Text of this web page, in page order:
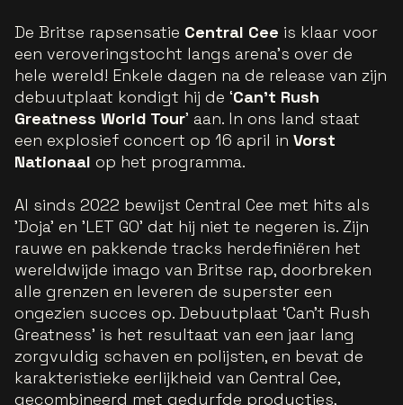
De Britse rapsensatie Central Cee is klaar voor
een veroveringstocht langs arena’s over de
hele wereld! Enkele dagen na de release van zijn
debuutplaat kondigt hij de ‘Can’t Rush
Greatness World Tour’ aan. In ons land staat
een explosief concert op 16 april in Vorst
Nationaal op het programma.
Al sinds 2022 bewijst Central Cee met hits als
'Doja' en 'LET GO' dat hij niet te negeren is. Zijn
rauwe en pakkende tracks herdefiniëren het
wereldwijde imago van Britse rap, doorbreken
alle grenzen en leveren de superster een
ongezien succes op. Debuutplaat ‘Can’t Rush
Greatness’ is het resultaat van een jaar lang
zorgvuldig schaven en polijsten, en bevat de
karakteristieke eerlijkheid van Central Cee,
gecombineerd met gedurfde producties,